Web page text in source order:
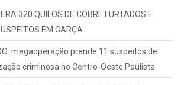
320 QUILOS DE COBRE FURTADOS E
EM GARÇA
megaoperação prende 11 suspeitos de
criminosa no Centro-Oeste Paulista